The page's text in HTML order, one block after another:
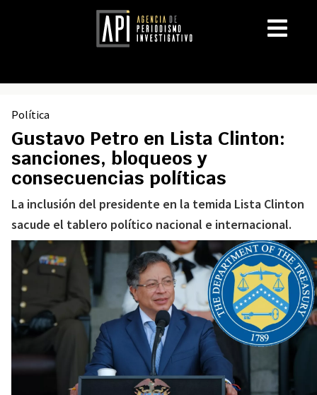
Política
Gustavo Petro en Lista Clinton:
sanciones, bloqueos y
consecuencias políticas
La inclusión del presidente en la temida Lista Clinton
sacude el tablero político nacional e internacional.